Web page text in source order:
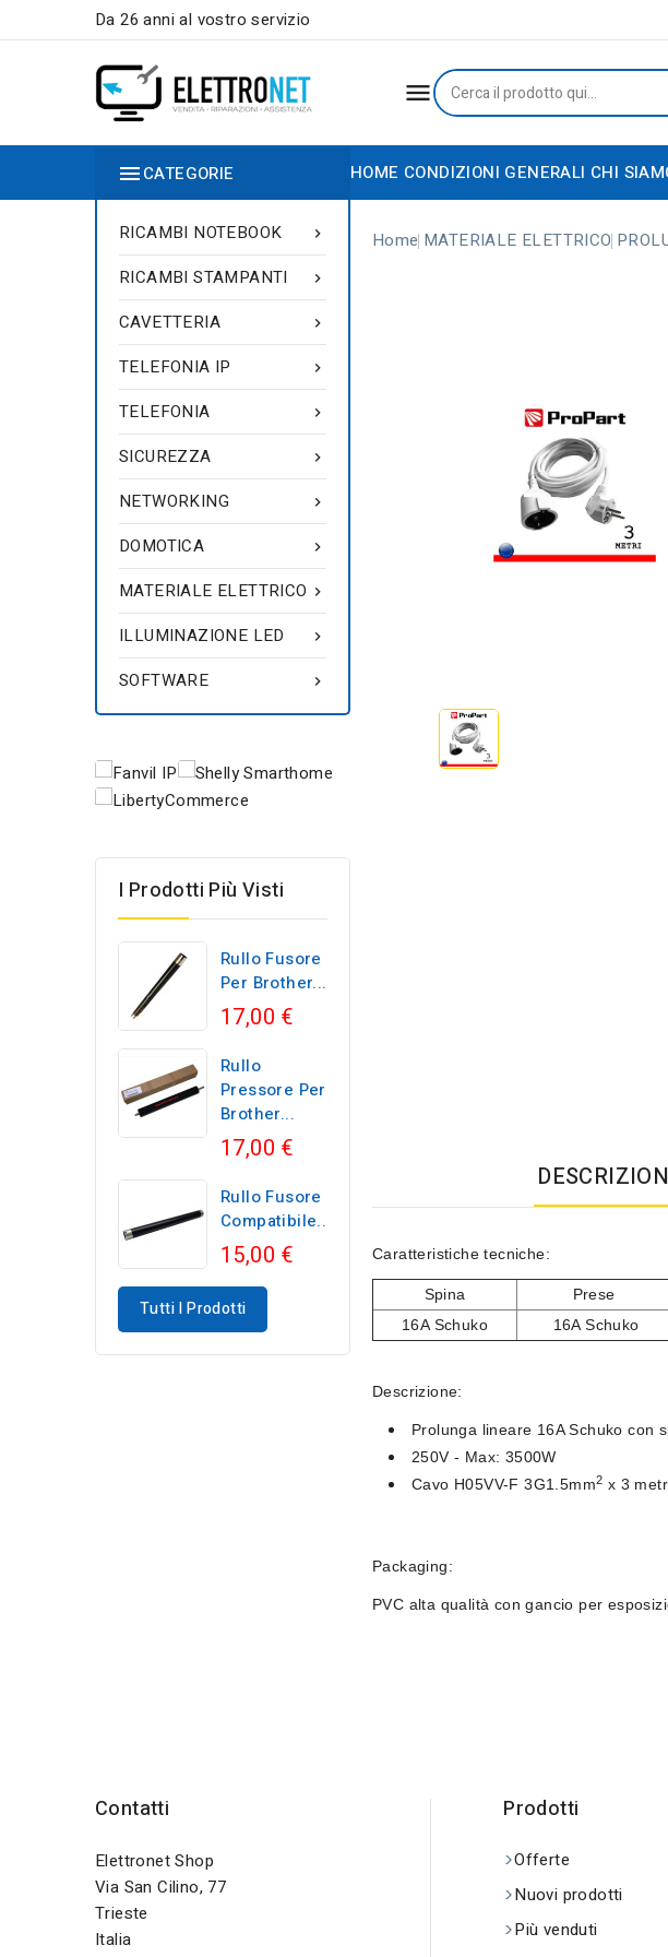
Da 26 anni al vostro servizio

HOME CONDIZIONI GENERALI CHI
CATEGORIE

RICAMBI NOTEBOOK

RICAMBI STAMPANTI

CAVETTERIA

TELEFONIA IP

TELEFONIA

SICUREZZA

NETWORKING

DOMOTICA

MATERIALE ELETTRICO

ILLUMINAZIONE LED

SOFTWARE
I Prodotti Più Visti
Rullo Fusore
Per Brother...
17,00 €
Rullo
Pressore Per
Brother...
17,00 €
Rullo Fusore
Compatibile...
15,00 €
Tutti I Prodotti
Home MATERIALE ELETTRICO
Caratteristiche tecniche:
Spina Prese
16A Schuko
16A Schuko
Descrizione:
Prolunga lineare 16A Schuko con
250V - Max: 3500W
Cavo H05VV-F 3G1.5mm2 x 3
Packaging:
PVC alta qualità con gancio per
Contatti
Elettronet Shop
Via San Cilino, 77
Trieste
Italia
Prodotti
Offerte
Nuovi prodotti
Più venduti